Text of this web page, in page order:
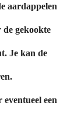
aardappelen
de gekookte
Je kan de
een